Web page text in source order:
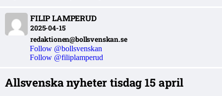
FILIP LAMPERUD
2025-04-15
redaktionen@bollsvenskan.se
Follow @bollsvenskan
Follow @filiplamperud
Allsvenska nyheter tisdag 15 april